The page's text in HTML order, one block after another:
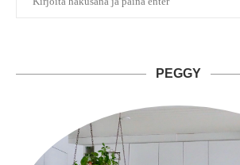
PEGGY